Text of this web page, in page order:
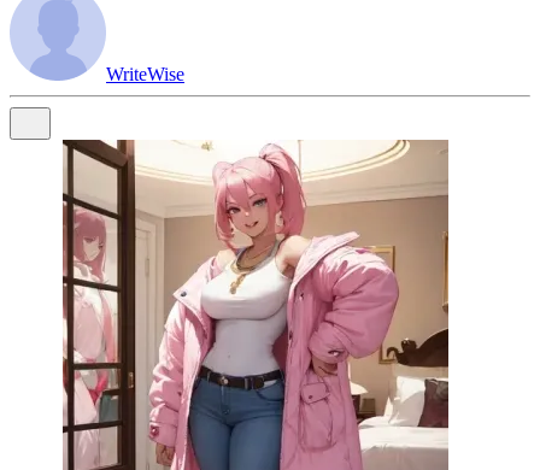
WriteWise